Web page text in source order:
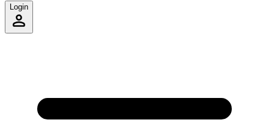
Login